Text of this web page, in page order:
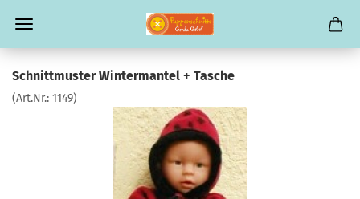
Schnittmuster Wintermantel + Tasche
(Art.Nr.: 1149)